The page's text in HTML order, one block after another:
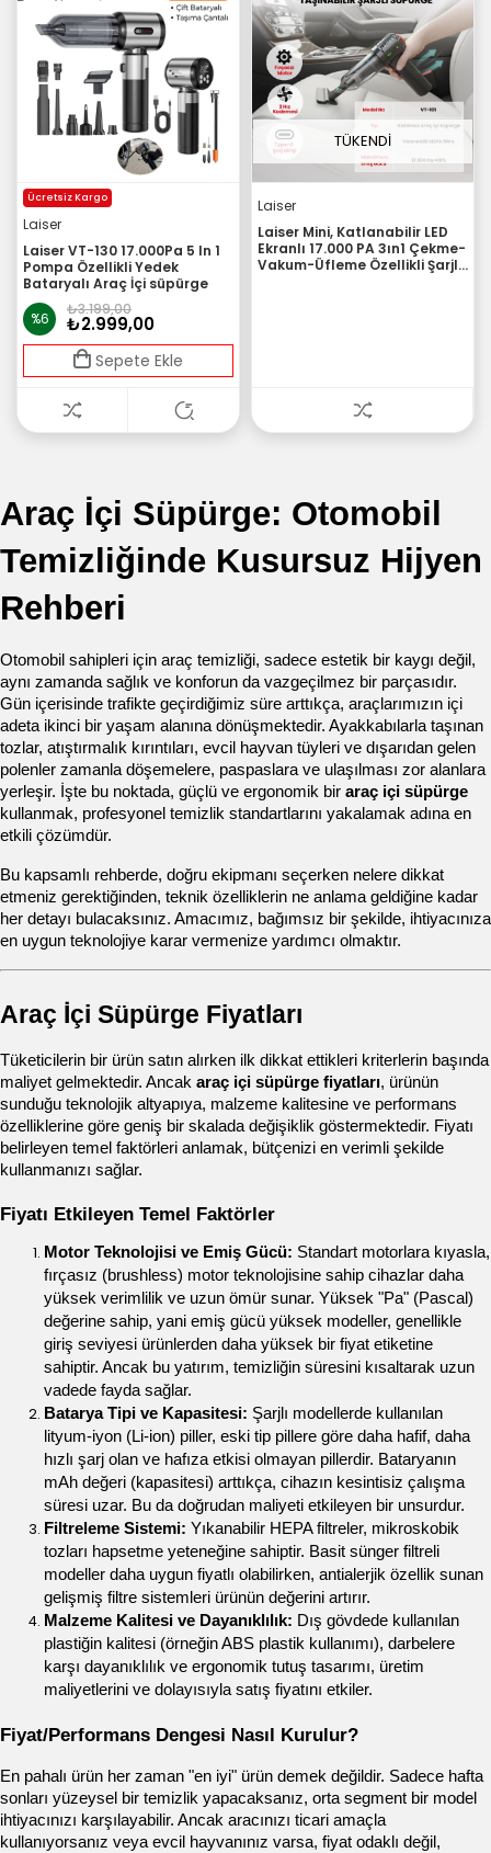
Ücretsiz Kargo
Laiser
Laiser VT-130 17.000Pa 5 In 1
Pompa Özellikli Yedek
Bataryalı Araç İçi süpürge
%6
₺2.999,00
₺3.199,00
Sepete Ekle
TÜKENDI
Laiser
Laiser Mini, Katlanabilir LED
Ekranlı 17.000 PA 3ın1 Çekme-
Vakum-Üfleme Özellikli Şarjlı
Araç İçi Süpürge: Otomobil
Temizliğinde Kusursuz Hijyen
Rehberi
Otomobil sahipleri için araç temizliği, sadece estetik bir kaygı değil,
aynı zamanda sağlık ve konforun da vazgeçilmez bir parçasıdır.
Gün içerisinde trafikte geçirdiğimiz süre arttıkça, araçlarımızın içi
adeta ikinci bir yaşam alanına dönüşmektedir. Ayakkabılarla taşınan
tozlar, atıştırmalık kırıntıları, evcil hayvan tüyleri ve dışarıdan gelen
polenler zamanla döşemelere, paspaslara ve ulaşılması zor alanlara
yerleşir. İşte bu noktada, güçlü ve ergonomik bir araç içi süpürge
kullanmak, profesyonel temizlik standartlarını yakalamak adına en
etkili çözümdür.
Bu kapsamlı rehberde, doğru ekipmanı seçerken nelere dikkat
etmeniz gerektiğinden, teknik özelliklerin ne anlama geldiğine kadar
her detayı bulacaksınız. Amacımız, bağımsız bir şekilde, ihtiyacınıza
en uygun teknolojiye karar vermenize yardımcı olmaktır.
Araç İçi Süpürge Fiyatları
Tüketicilerin bir ürün satın alırken ilk dikkat ettikleri kriterlerin başında
maliyet gelmektedir. Ancak araç içi süpürge fiyatları, ürünün
sunduğu teknolojik altyapıya, malzeme kalitesine ve performans
özelliklerine göre geniş bir skalada değişiklik göstermektedir. Fiyatı
belirleyen temel faktörleri anlamak, bütçenizi en verimli şekilde
kullanmanızı sağlar.
Fiyatı Etkileyen Temel Faktörler
Motor Teknolojisi ve Emiş Gücü: Standart motorlara kıyasla,
fırçasız (brushless) motor teknolojisine sahip cihazlar daha
yüksek verimlilik ve uzun ömür sunar. Yüksek "Pa" (Pascal)
değerine sahip, yani emiş gücü yüksek modeller, genellikle
giriş seviyesi ürünlerden daha yüksek bir fiyat etiketine
sahiptir. Ancak bu yatırım, temizliğin süresini kısaltarak uzun
vadede fayda sağlar.
Batarya Tipi ve Kapasitesi: Şarjlı modellerde kullanılan
lityum-iyon (Li-ion) piller, eski tip pillere göre daha hafif, daha
hızlı şarj olan ve hafıza etkisi olmayan pillerdir. Bataryanın
mAh değeri (kapasitesi) arttıkça, cihazın kesintisiz çalışma
süresi uzar. Bu da doğrudan maliyeti etkileyen bir unsurdur.
Filtreleme Sistemi: Yıkanabilir HEPA filtreler, mikroskobik
tozları hapsetme yeteneğine sahiptir. Basit sünger filtreli
modeller daha uygun fiyatlı olabilirken, antialerjik özellik sunan
gelişmiş filtre sistemleri ürünün değerini artırır.
Malzeme Kalitesi ve Dayanıklılık: Dış gövdede kullanılan
plastiğin kalitesi (örneğin ABS plastik kullanımı), darbelere
karşı dayanıklılık ve ergonomik tutuş tasarımı, üretim
maliyetlerini ve dolayısıyla satış fiyatını etkiler.
Fiyat/Performans Dengesi Nasıl Kurulur?
En pahalı ürün her zaman "en iyi" ürün demek değildir. Sadece hafta
sonları yüzeysel bir temizlik yapacaksanız, orta segment bir model
ihtiyacınızı karşılayabilir. Ancak aracınızı ticari amaçla
kullanıyorsanız veya evcil hayvanınız varsa, fiyat odaklı değil,